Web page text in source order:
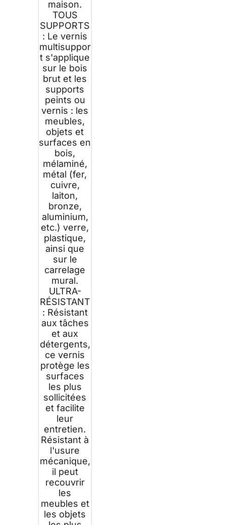
maison.
TOUS
SUPPORTS
: Le vernis
multisuppor
t s'applique
sur le bois
brut et les
supports
peints ou
vernis : les
meubles,
objets et
surfaces en
bois,
mélaminé,
métal (fer,
cuivre,
laiton,
bronze,
aluminium,
etc.) verre,
plastique,
ainsi que
sur le
carrelage
mural.
ULTRA-
RÉSISTANT
: Résistant
aux tâches
et aux
détergents,
ce vernis
protège les
surfaces
les plus
sollicitées
et facilite
leur
entretien.
Résistant à
l'usure
mécanique,
il peut
recouvrir
les
meubles et
les objets